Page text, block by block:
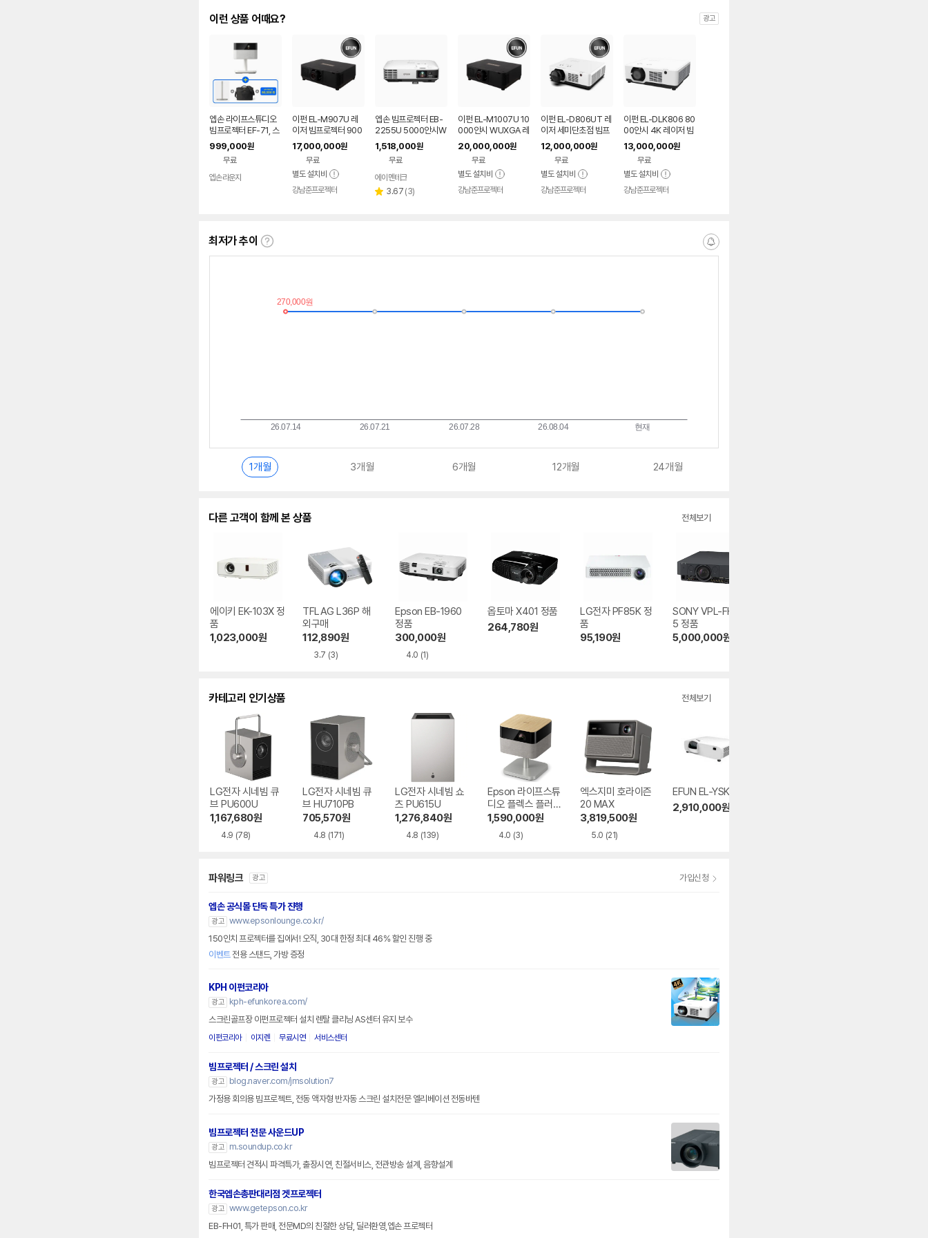
이런 상품 어때요? 광고
엡손 라이프스튜디오
빔프로젝터 EF-71, 스
탠드, 가방, APP 10만
원 쿠폰 증정
999,000원
무료
엡손라운지
이펀 EL-M907U 레
이저 빔프로젝터 900
0안시 풀HD WUXG
A 강당용
17,000,000원
무료
별도 설치비
강남준프로젝터
엡손 빔프로젝터 EB-
2255U 5000안시W
UXGA
1,518,000원
무료
페이
에이멘테크
별 3.67 리
(3)
이펀 EL-M1007U 10
000안시 WUXGA 레
이저 빔프로젝터
20,000,000원
무료
별도 설치비
강남준프로젝터
이펀 EL-D806UT 레
이저 세미단초점 빔프
로젝터 8000안시 풀
HD WUXGA
12,000,000원
무료
별도 설치비
강남준프로젝터
이펀 EL-DLK806 80
00안시 4K 레이저 빔
프로젝터
13,000,000원
무료
별도 설치비
강남준프로젝터
최저가 추이
최
알
1개월 3개월 6개월 12개월 24개월
다른 고객이 함께 본 상품 전체보기
에이키 EK-103X 정
품
1,023,000원
TFLAG L36P 해
외구매
112,890원
3.7 (3)
Epson EB-1960
정품
300,000원
4.0 (1)
옵토마 X401 정품
264,780원
LG전자 PF85K 정
품
95,190원
SONY VPL-FHZ5
5 정품
5,000,000원
카테고리 인기상품 전체보기
LG전자 시네빔 큐
브 PU600U
1,167,680원
4.9 (78)
LG전자 시네빔 큐
브 HU710PB
705,570원
4.8 (171)
LG전자 시네빔 쇼
츠 PU615U
1,276,840원
4.8 (139)
Epson 라이프스튜
디오 플렉스 플러스
EF-72
1,590,000원
4.0 (3)
엑스지미 호라이즌
20 MAX
3,819,500원
5.0 (21)
EFUN EL-YSK615
2,910,000원
파워링크 광고 가입신청
엡손 공식몰 단독 특가 진행
광고 www.epsonlounge.co.kr/
150인치 프로젝터를 집에서! 오직, 30대 한정 최대 46% 할인 진행 중
이벤트전용 스탠드, 가방 증정
KPH 이펀코리아
광고
kph-efunkorea.com/
스크린골프장 이펀프로젝터 설치 렌탈 클리닝 AS센터 유지 보수
이펀코리아 이지렌 무료시연 서비스센터
빔프로젝터 / 스크린 설치
광고
blog.naver.com/jmsolution7
가정용 회의용 빔프로젝트, 전동 액자형 반자동 스크린 설치전문 엘리베이션 전동바텐
빔프로젝터 전문 사운드UP
광고
m.soundup.co.kr
빔프로젝터 견적시 파격특가, 출장시연, 친절서비스, 전관방송 설계, 음향설계
한국엡손총판대리점 겟프로젝터
광고 www.getepson.co.kr
EB-FH01, 특가 판매, 전문MD의 친절한 상담, 딜러환영,엡손 프로젝터